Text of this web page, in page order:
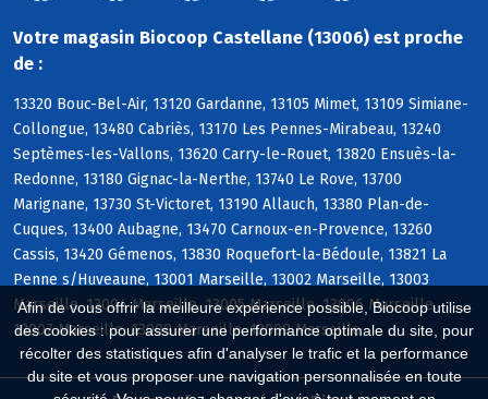
Afin de vous offrir la meilleure expérience possible, Biocoop utilise
des cookies : pour assurer une performance optimale du site, pour
récolter des statistiques afin d'analyser le trafic et la performance
du site et vous proposer une navigation personnalisée en toute
Votre magasin Biocoop Castellane (13006) est proche
de :
13320 Bouc-Bel-Air, 13120 Gardanne, 13105 Mimet, 13109 Simiane-
Collongue, 13480 Cabriès, 13170 Les Pennes-Mirabeau, 13240
Septèmes-les-Vallons, 13620 Carry-le-Rouet, 13820 Ensuès-la-
Redonne, 13180 Gignac-la-Nerthe, 13740 Le Rove, 13700
Marignane, 13730 St-Victoret, 13190 Allauch, 13380 Plan-de-
Cuques, 13400 Aubagne, 13470 Carnoux-en-Provence, 13260
Cassis, 13420 Gémenos, 13830 Roquefort-la-Bédoule, 13821 La
Penne s/Huveaune, 13001 Marseille, 13002 Marseille, 13003
Marseille, 13004 Marseille, 13005 Marseille, 13006 Marseille,
13007 Marseille, 13008 Marseille, 13009 Marseille